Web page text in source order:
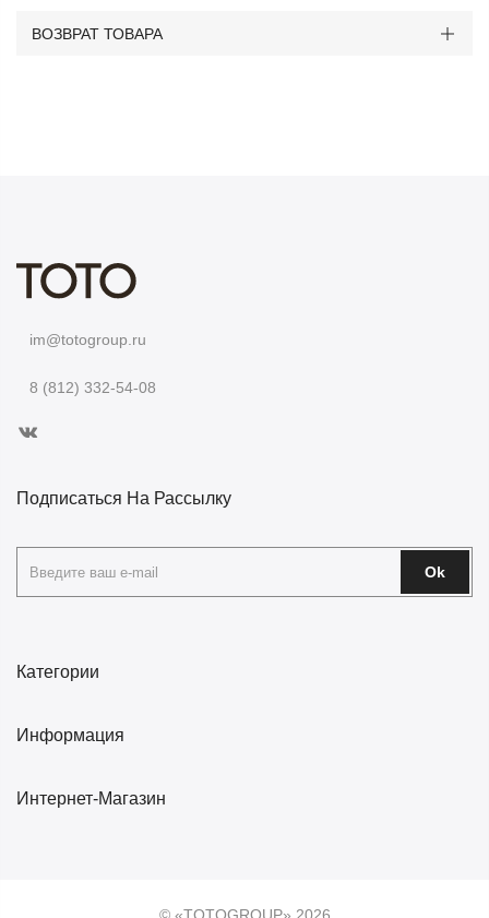
ВОЗВРАТ ТОВАРА
im@totogroup.ru
8 (812) 332-54-08
Категории
Информация
Интернет-Магазин
Подписаться На Рассылку
Ok